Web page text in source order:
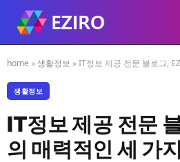
home »생활정보 »IT정보 제공 전문 블로그,
생활정보
IT정보 제공 전문
의 매력적인 세 가